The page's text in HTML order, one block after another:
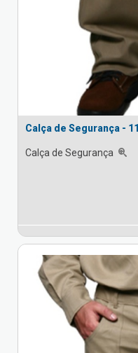
Calça de Segurança -
Calça de Segurança